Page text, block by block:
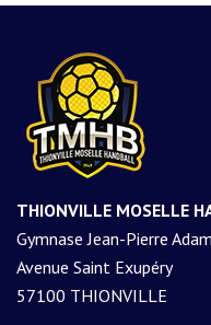
THIONVILLE MOSELLE
Gymnase Jean-Pierre
Avenue Saint Exupéry
57100 THIONVILLE